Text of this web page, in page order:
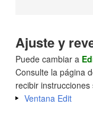
Ajuste y
Puede cambiar a
Consulte la página
recibir
Ventana Edit